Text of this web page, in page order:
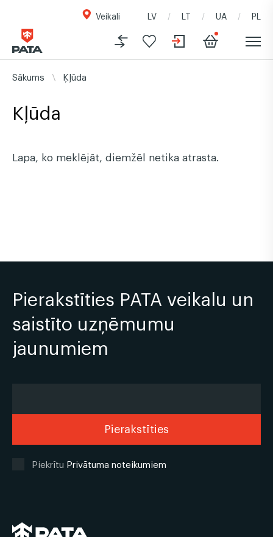
Veikali LV LT UA PL
Sākums Ķļūda
Kļūda
Lapa, ko meklējāt, diemžēl netika atrasta.
Pierakstīties PATA veikalu un
saistīto uzņēmumu
jaunumiem
Piekrītu Privātuma noteikumiem